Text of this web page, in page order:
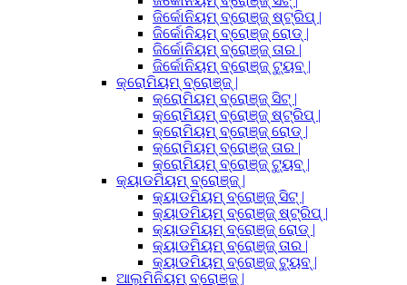
ଜିର୍କୋନିୟମ୍ ବ୍ରୋଞ୍ଜ୍ ଷ୍ଟ୍ରିପ୍ |
ଜିର୍କୋନିୟମ୍ ବ୍ରୋଞ୍ଜ୍ ରୋଡ୍ |
ଜିର୍କୋନିୟମ୍ ବ୍ରୋଞ୍ଜ୍ ତାର |
ଜିର୍କୋନିୟମ୍ ବ୍ରୋଞ୍ଜ୍ ଟ୍ୟୁବ୍ |
କ୍ରୋମିୟମ୍ ବ୍ରୋଞ୍ଜ୍ |
କ୍ରୋମିୟମ୍ ବ୍ରୋଞ୍ଜ୍ ସିଟ୍ |
କ୍ରୋମିୟମ୍ ବ୍ରୋଞ୍ଜ୍ ଷ୍ଟ୍ରିପ୍ |
କ୍ରୋମିୟମ୍ ବ୍ରୋଞ୍ଜ୍ ରୋଡ୍ |
କ୍ରୋମିୟମ୍ ବ୍ରୋଞ୍ଜ୍ ତାର |
କ୍ରୋମିୟମ୍ ବ୍ରୋଞ୍ଜ୍ ଟ୍ୟୁବ୍ |
କ୍ୟାଡମିୟମ୍ ବ୍ରୋଞ୍ଜ୍ |
କ୍ୟାଡମିୟମ୍ ବ୍ରୋଞ୍ଜ୍ ସିଟ୍ |
କ୍ୟାଡମିୟମ୍ ବ୍ରୋଞ୍ଜ୍ ଷ୍ଟ୍ରିପ୍ |
କ୍ୟାଡମିୟମ୍ ବ୍ରୋଞ୍ଜ୍ ରୋଡ୍ |
କ୍ୟାଡମିୟମ୍ ବ୍ରୋଞ୍ଜ୍ ତାର |
କ୍ୟାଡମିୟମ୍ ବ୍ରୋଞ୍ଜ୍ ଟ୍ୟୁବ୍ |
ଆଲୁମିନିୟମ୍ ବ୍ରୋଞ୍ଜ୍ |